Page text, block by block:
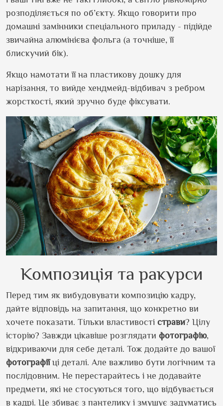
розподіляється по об’єкту. Якщо говорити про
домашні замінники спеціального приладу - підійде
звичайна алюмінієва фольга (а точніше, її
блискучий бік).
Якщо намотати її на пластикову дошку для
нарізання, то вийде хендмейд-відбивач з ребром
жорсткості, який зручно буде фіксувати.
Композиція та ракурси
Перед тим як вибудовувати композицію кадру,
дайте відповідь на запитання, що конкретно ви
хочете показати. Тільки властивості страви? Цілу
історію? Завжди цікавіше розглядати фотографію,
відкриваючи для себе деталі. Тож додайте до вашої
фотографіїці деталі. Але важливо бути логічним та
послідовним. Не перестарайтесь і не додавайте
предмети, які не стосуються того, що відбувається
в кадрі. Це збиває з пантелику і змушує задуматись